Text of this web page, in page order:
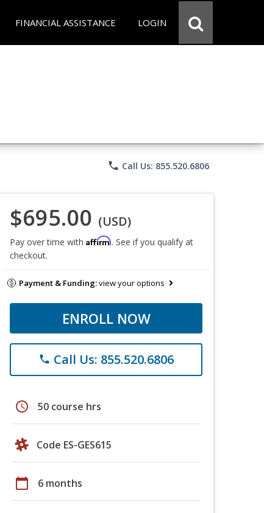
FINANCIAL ASSISTANCE LOGIN
phone Call Us: 855.520.6806
$695.00 (USD)
Pay over time with Affirm. See if you qualify at
checkout.
Payment & Funding:view your options
ENROLL NOW
phone Call Us: 855.520.6806
schedule 50 course hrs
Code ES-GES615
calendar_today 6 months